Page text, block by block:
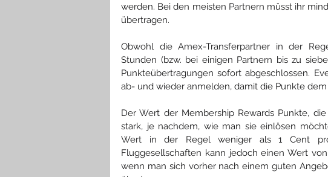
werden. Bei den meisten Partnern müsst ihr
übertragen.
Obwohl die Amex-Transferpartner in der
Stunden (bzw. bei einigen Partnern bis zu
Punkteübertragungen sofort abgeschlossen.
ab- und wieder anmelden, damit die Punkte
Der Wert der Membership Rewards Punkte,
stark, je nachdem, wie man sie einlösen
Wert in der Regel weniger als 1 Cent
Fluggesellschaften kann jedoch einen Wert
wenn man sich vorher nach einem guten